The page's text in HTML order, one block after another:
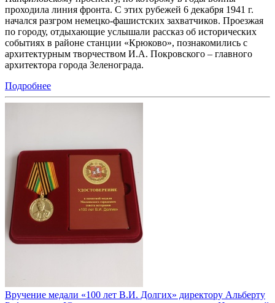
проходила линия фронта. С этих рубежей 6 декабря 1941 г.
начался разгром немецко-фашистских захватчиков. Проезжая
по городу, отдыхающие услышали рассказ об исторических
событиях в районе станции «Крюково», познакомились с
архитектурным творчеством И.А. Покровского – главного
архитектора города Зеленограда.
Подробнее
Вручение медали «100 лет В.И. Долгих» директору Альберту